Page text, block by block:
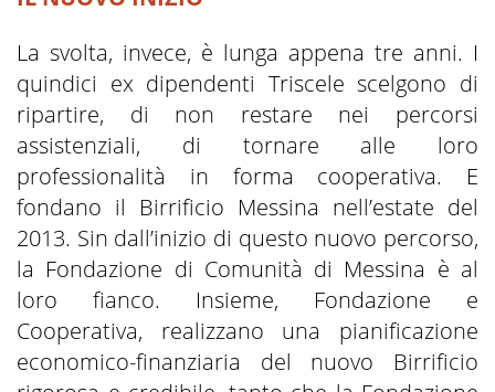
La svolta, invece, è lunga appena tre anni. I
quindici ex dipendenti Triscele scelgono di
ripartire, di non restare nei percorsi
assistenziali, di tornare alle loro
professionalità in forma cooperativa. E
fondano il Birrificio Messina nell’estate del
2013. Sin dall’inizio di questo nuovo percorso,
la Fondazione di Comunità di Messina è al
loro fianco. Insieme, Fondazione e
Cooperativa, realizzano una pianificazione
economico-finanziaria del nuovo Birrificio